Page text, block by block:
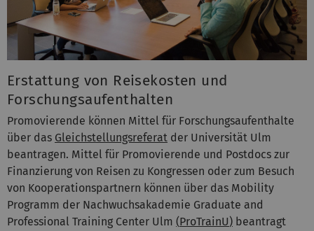
Erstattung von Reisekosten und
Forschungsaufenthalten
Promovierende können Mittel für Forschungsaufenthalte
über das Gleichstellungsreferat der Universität Ulm
beantragen. Mittel für Promovierende und Postdocs zur
Finanzierung von Reisen zu Kongressen oder zum Besuch
von Kooperationspartnern können über das Mobility
Programm der Nachwuchsakademie Graduate and
Professional Training Center Ulm (ProTrainU) beantragt